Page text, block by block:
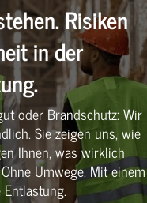
Risiken
in der
oder Brandschutz: Wir
Sie zeigen uns, wie
Ihnen, was wirklich
Umwege. Mit einem